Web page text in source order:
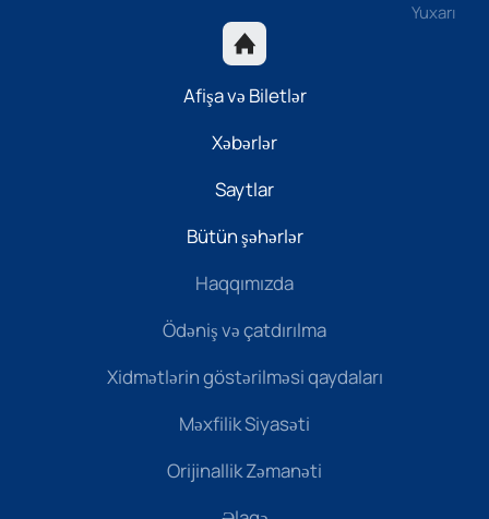
Yuxarı
Afişa və Biletlər
Xəbərlər
Saytlar
Bütün şəhərlər
Haqqımızda
Ödəniş və çatdırılma
Xidmətlərin göstərilməsi qaydaları
Məxfilik Siyasəti
Orijinallik Zəmanəti